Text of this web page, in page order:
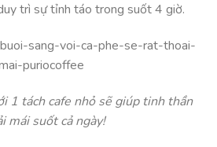
trì sự tỉnh táo trong suốt 4 giờ.
1 tách cafe nhỏ sẽ giúp tinh thần
mái suốt cả ngày!